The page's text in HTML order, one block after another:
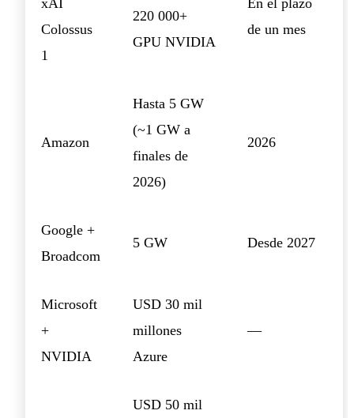
xAI
Colossus
1
220 000+
GPU NVIDIA
En el plazo
de un mes
Amazon
Hasta 5 GW
(~1 GW a
finales de
2026)
2026
Google +
Broadcom
5 GW Desde 2027
Microsoft
+
NVIDIA
USD 30 mil
millones
Azure
—
USD 50 mil